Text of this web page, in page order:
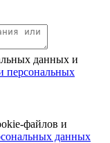
данных и
персональных
файлов и
данных